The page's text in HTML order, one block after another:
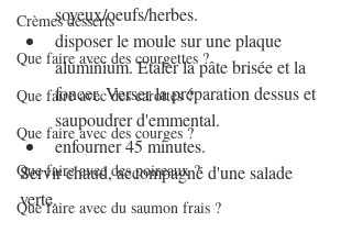
Crèmes desserts
Que faire avec des courgettes ?
Que faire avec des carottes ?
Que faire avec des courges ?
Que faire avec des poireaux ?
Que faire avec du saumon frais ?
soyeux/oeufs/herbes.
disposer le moule sur une plaque
aluminium. Etaler la pâte brisée et la
foncer. Verser la préparation dessus et
saupoudrer d'emmental.
enfourner 45 minutes.
Servir chaud, accompagné d'une salade
verte.